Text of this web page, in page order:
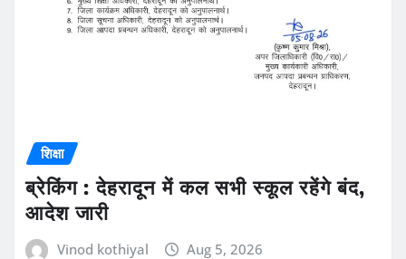
शिक्षा
ब्रेकिंग : देहरादून में कल सभी स्कूल रहेंगे बंद,
आदेश जारी
Vinod kothiyal Aug 5, 2026